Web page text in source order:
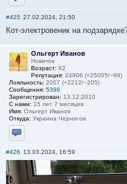
Отправить личное
#425 27.02.2024, 21:50
Кот-электровеник на
Ольгерт Иванов
Новичок
Возраст: 62
Репутация: 24906 (+25005/−99)
Лояльность: 2007 (+2212/−205)
Сообщения: 5396
Зарегистрирован: 13.12.2010
С нами: 15 лет 7 месяцев
Имя: Ольгерт Иванов
Откуда: Украина Чернигов
Отправить личное
#426 13.03.2024, 16:59